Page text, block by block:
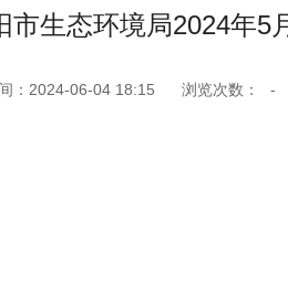
市生态环境局2024年5
：2024-06-04 18:15 浏览次数： -